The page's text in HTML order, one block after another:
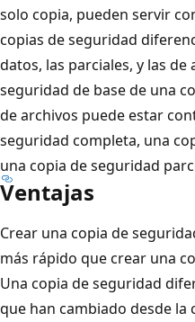
solo copia, pueden servir
copias de seguridad
datos, las parciales, y las de
seguridad de base de una
de archivos puede estar
seguridad completa, una
una copia de seguridad
Ventajas
Crear una copia de
más rápido que crear una
Una copia de seguridad
que han cambiado desde